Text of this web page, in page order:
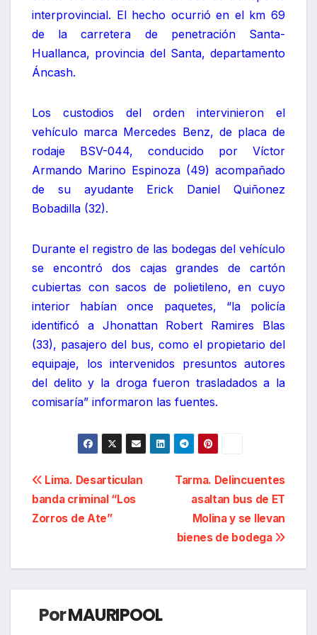
interprovincial. El hecho ocurrió en el km 69
de la carretera de penetración Santa-
Huallanca, provincia del Santa, departamento
Áncash.
Los custodios del orden intervinieron el
vehículo marca Mercedes Benz, de placa de
rodaje BSV-044, conducido por Víctor
Armando Marino Espinoza (49) acompañado
de su ayudante Erick Daniel Quiñonez
Bobadilla (32).
Durante el registro de las bodegas del vehículo
se encontró dos cajas grandes de cartón
cubiertas con sacos de polietileno, en cuyo
interior habían once paquetes, “la policía
identificó a Jhonattan Robert Ramires Blas
(33), pasajero del bus, como el propietario del
equipaje, los intervenidos presuntos autores
del delito y la droga fueron trasladados a la
comisaría” informaron las fuentes.
Navegación
de
Tarma. Delincuentes
asaltan bus de ET
Molina y se llevan
bienes de bodega
Lima. Desarticulan
banda criminal “Los
Zorros de Ate”
PorMAURIPOOL